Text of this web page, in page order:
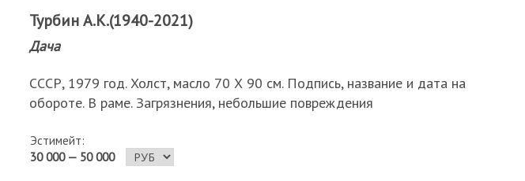
Турбин А.К.(1940-2021)
Дача
СССР, 1979 год. Холст, масло 70 Х 90 см. Подпись, название и дата на
обороте. В раме. Загрязнения, небольшие повреждения
Эстимейт:
30 000 — 50 000